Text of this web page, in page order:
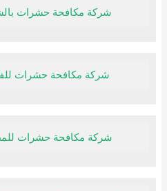
شركة مكافحة حشرات بالشروق
شركة مكافحة حشرات للفنادق
شركة مكافحة حشرات للمطاعم